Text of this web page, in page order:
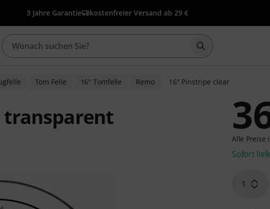
3 Jahre Garantie kostenfreier Versand ab 29 €
Suche mit
Tom Felle 16" Tomfelle Remo 16" Pinstripe clear
transparent
Alle Preise
Sofort
1